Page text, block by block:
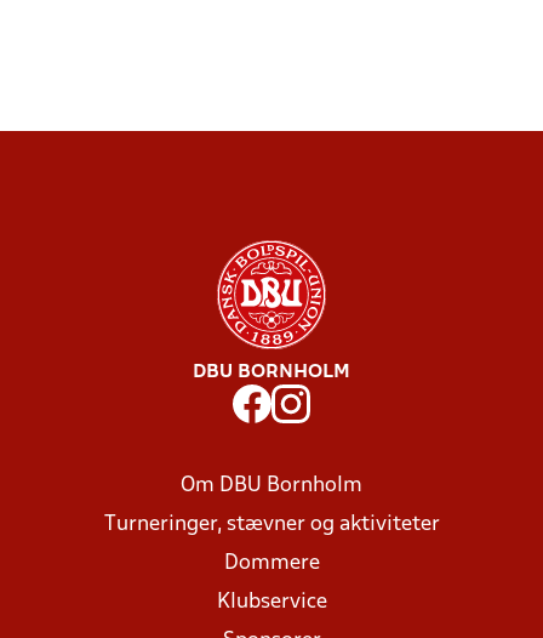
DBU BORNHOLM
Om DBU Bornholm
Turneringer, stævner og aktiviteter
Dommere
Klubservice